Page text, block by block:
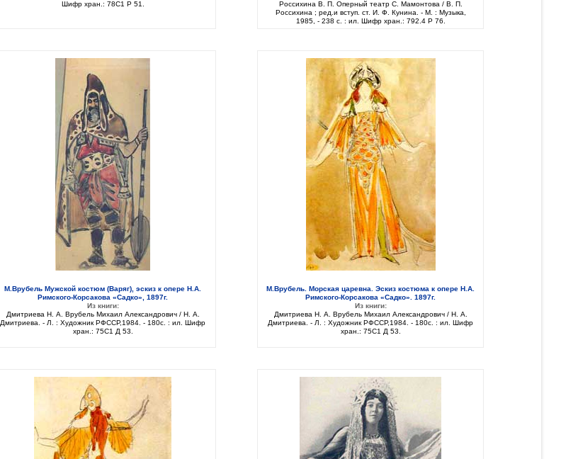
Шифр хран.: 78С1 Р 51.
Россихина В. П. Оперный театр С. Мамонтова / В. П.
Россихина ; ред.и вступ. ст. И. Ф. Кунина. - М. : Музыка,
1985, - 238 с. : ил. Шифр хран.: 792.4 Р 76.
М.Врубель Мужской костюм (Варяг), эскиз к опере Н.А.
Римского-Корсакова «Садко», 1897г.
Из книги:
Дмитриева Н. А. Врубель Михаил Александрович / Н. А.
Дмитриева. - Л. : Художник РФССР,1984. - 180с. : ил. Шифр
хран.: 75C1 Д 53.
М.Врубель. Морская царевна. Эскиз костюма к опере Н.А.
Римского-Корсакова «Садко». 1897г.
Из книги:
Дмитриева Н. А. Врубель Михаил Александрович / Н. А.
Дмитриева. - Л. : Художник РФССР,1984. - 180с. : ил. Шифр
хран.: 75C1 Д 53.